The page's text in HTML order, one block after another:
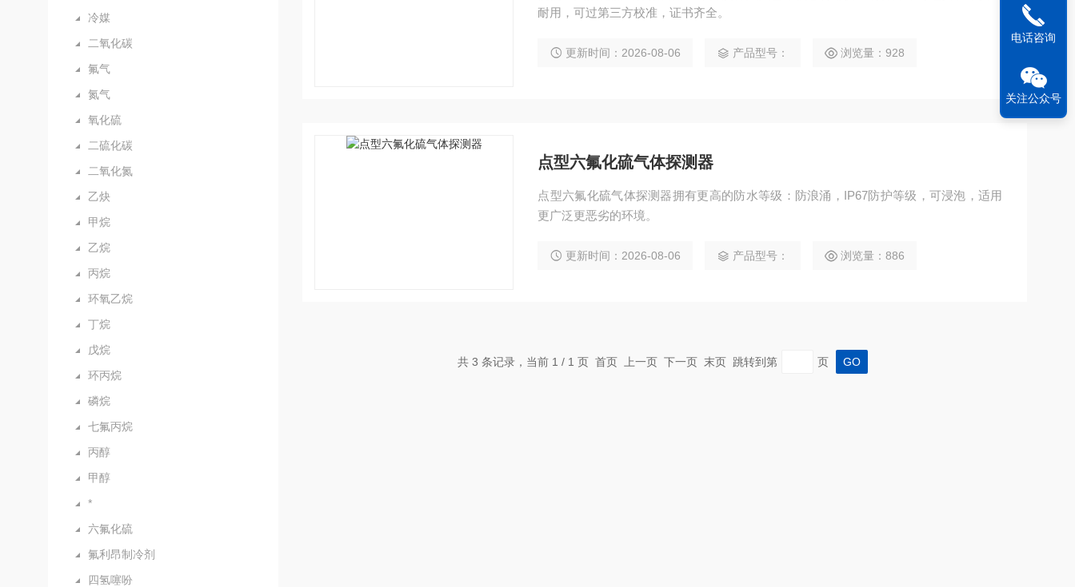
冷媒
二氧化碳
氟气
氮气
氧化硫
二硫化碳
二氧化氮
乙炔
甲烷
乙烷
丙烷
环氧乙烷
丁烷
戊烷
环丙烷
磷烷
七氟丙烷
丙醇
甲醇
*
六氟化硫
氟利昂制冷剂
四氢噻吩
耐用，可过第三方校准，证书齐全。
更新时间：2026-08-06 产品型号： 浏览量：928
点型六氟化硫气体探测器
点型六氟化硫气体探测器拥有更高的防水等级：防浪涌，IP67防护等级，可浸泡，适用
更广泛更恶劣的环境。
更新时间：2026-08-06 产品型号： 浏览量：886
共 3 条记录，当前 1 / 1 页 首页 上一页 下一页 末页 跳转到第 页
电话咨询
关注公众号